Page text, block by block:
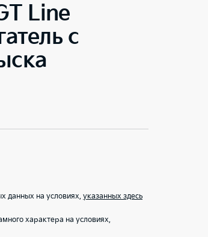
Line
с
данных на условиях, указанных здесь
характера на условиях,